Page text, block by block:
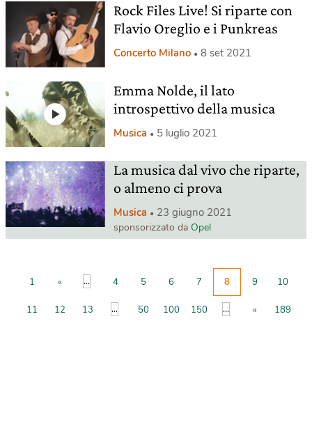
Rock Files Live! Si riparte con
Flavio Oreglio e i Punkreas
Concerto Milano 8 set 2021
Emma Nolde, il lato
introspettivo della musica
Musica 5 luglio 2021
La musica dal vivo che riparte,
o almeno ci prova
Musica 23 giugno 2021
sponsorizzato da Opel
1 « ... 4 5 6 7 8 9 10
11 12 13 ... 50 100 150 ... » 189